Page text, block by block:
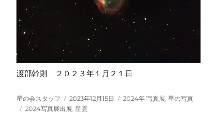
渡部幹則 ２０２３年１月２１日
投
稿
星の会スタッフ
投
稿
2023年12月15日
カ
2024年 写真展,星の写真
タ
2024写真展出展,星雲